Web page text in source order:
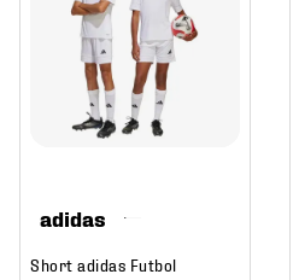
adidas
Short adidas Futbol